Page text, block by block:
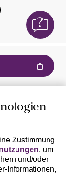
Zustimmung
, um
und/oder
Informationen,